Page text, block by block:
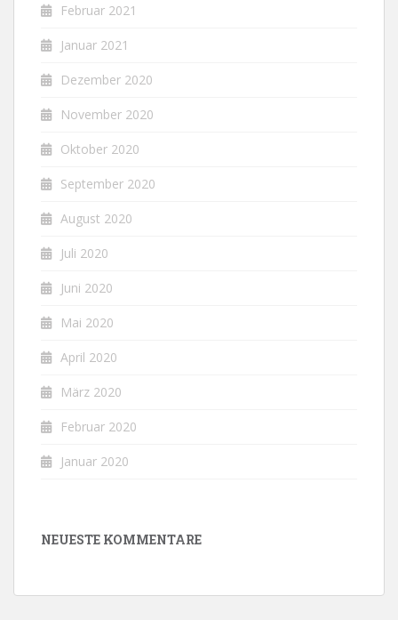
Februar 2021
Januar 2021
Dezember 2020
November 2020
Oktober 2020
September 2020
August 2020
Juli 2020
Juni 2020
Mai 2020
April 2020
März 2020
Februar 2020
Januar 2020
NEUESTE KOMMENTARE